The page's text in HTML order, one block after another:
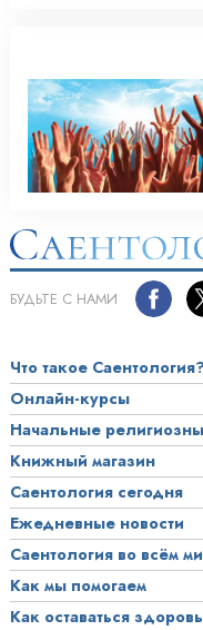
БУДЬТЕ С НАМИ
Что такое
Онлайн-курсы
Начальные
Книжный магазин
Саентология сегодня
Ежедневные новости
Саентология во всём
Как мы помогаем
Как оставаться